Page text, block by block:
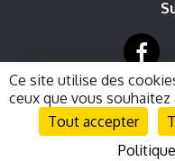
Mentions Légales
CREATIC
Ce site utilise des
ceux que vous souhaitez
Tout accepter